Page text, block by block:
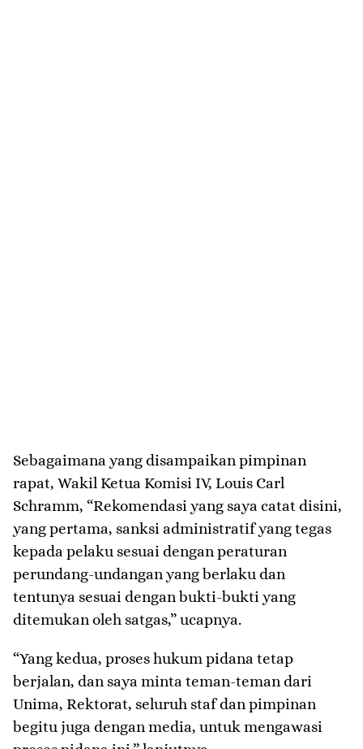
Sebagaimana yang disampaikan pimpinan
rapat, Wakil Ketua Komisi IV, Louis Carl
Schramm, “Rekomendasi yang saya catat disini,
yang pertama, sanksi administratif yang tegas
kepada pelaku sesuai dengan peraturan
perundang-undangan yang berlaku dan
tentunya sesuai dengan bukti-bukti yang
ditemukan oleh satgas,” ucapnya.
“Yang kedua, proses hukum pidana tetap
berjalan, dan saya minta teman-teman dari
Unima, Rektorat, seluruh staf dan pimpinan
begitu juga dengan media, untuk mengawasi